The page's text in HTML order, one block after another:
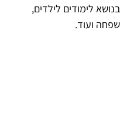
לימודים לילדים,
ועוד.